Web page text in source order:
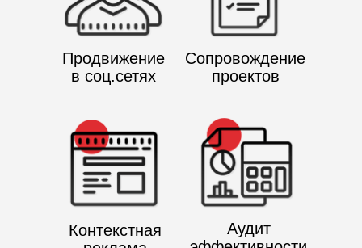
Контекстная
Продвижение
в соц.сетях
Сопровождение
проектов
Аудит